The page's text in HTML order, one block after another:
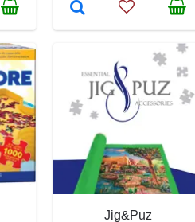
Jig&Puz